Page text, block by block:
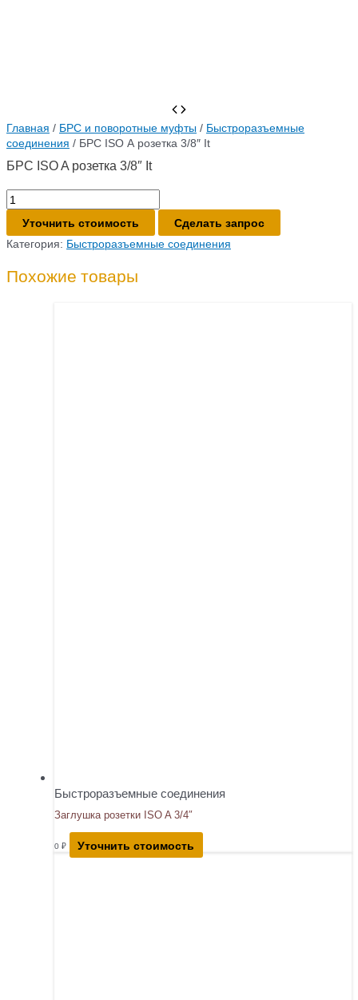
Главная / БРС и поворотные муфты / Быстроразъемные
соединения / БРС ISO A розетка 3/8″ It
БРС ISO A розетка 3/8″ It
Количество
товара
БРС
ISO
розетка
3/8"
Уточнить стоимость
Сделать запрос
Категория: Быстроразъемные соединения
Похожие товары
Быстроразъемные соединения
Заглушка розетки ISO A 3/4″
0 ₽ Уточнить стоимость